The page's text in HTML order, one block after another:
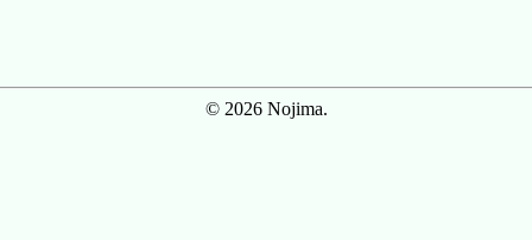
© 2026 Nojima.